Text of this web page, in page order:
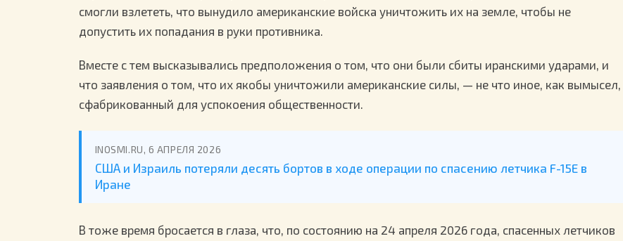
смогли взлететь, что вынудило американские войска уничтожить их на земле, чтобы не
допустить их попадания в руки противника.
Вместе с тем высказывались предположения о том, что они были сбиты иранскими ударами, и
что заявления о том, что их якобы уничтожили американские силы, — не что иное, как вымысел,
сфабрикованный для успокоения общественности.
INOSMI.RU, 6 АПРЕЛЯ 2026
США и Израиль потеряли десять бортов в ходе операции по спасению летчика F-15E в
Иране
В тоже время бросается в глаза, что, по состоянию на 24 апреля 2026 года, спасенных летчиков